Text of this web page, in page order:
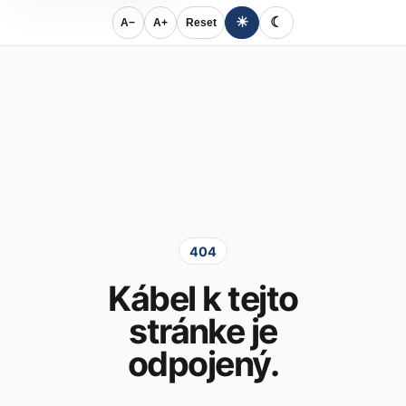
A− A+ Reset ☀ ☾
404
Kábel k tejto
stránke je
odpojený.